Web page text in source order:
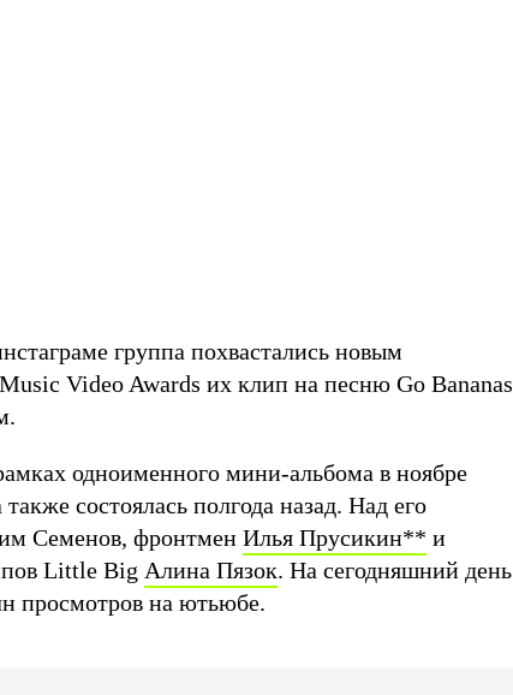
группа похвастались новым
Video Awards их клип на песню Go Bananas
одноименного мини-альбома в ноябре
состоялась полгода назад. Над его
Семенов, фронтмен Илья Прусикин** и
Little Big Алина Пязок. На сегодняшний день
просмотров на ютьюбе.